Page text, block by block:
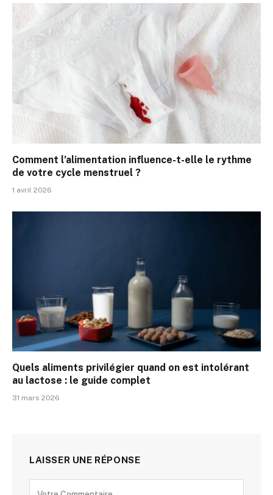
Comment l’alimentation influence-t-elle le rythme
de votre cycle menstruel ?
1 avril 2026
Quels aliments privilégier quand on est intolérant
au lactose : le guide complet
31 mars 2026
LAISSER UNE RÉPONSE